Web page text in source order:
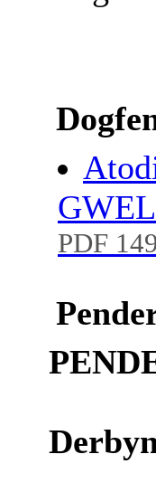
PDF